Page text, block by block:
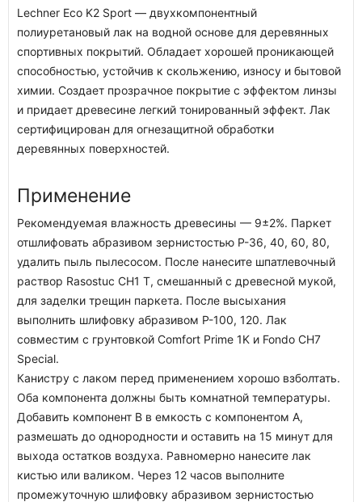
Lechner Eco K2 Sport — двухкомпонентный
полиуретановый лак на водной основе для деревянных
спортивных покрытий. Обладает хорошей проникающей
способностью, устойчив к скольжению, износу и бытовой
химии. Создает прозрачное покрытие с эффектом линзы
и придает древесине легкий тонированный эффект. Лак
сертифицирован для огнезащитной обработки
деревянных поверхностей.
Применение
Рекомендуемая влажность древесины — 9±2%. Паркет
отшлифовать абразивом зернистостью Р-36, 40, 60, 80,
удалить пыль пылесосом. После нанесите шпатлевочный
раствор Rasostuc CH1 T, смешанный с древесной мукой,
для заделки трещин паркета. После высыхания
выполнить шлифовку абразивом Р-100, 120. Лак
совместим с грунтовкой Comfort Prime 1K и Fondo CH7
Special.
Канистру с лаком перед применением хорошо взболтать.
Оба компонента должны быть комнатной температуры.
Добавить компонент B в емкость с компонентом A,
размешать до однородности и оставить на 15 минут для
выхода остатков воздуха. Равномерно нанесите лак
кистью или валиком. Через 12 часов выполните
промежуточную шлифовку абразивом зернистостью